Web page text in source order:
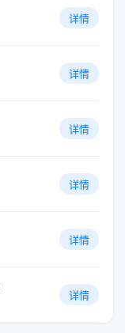
详情
详情
详情
详情
详情
详情